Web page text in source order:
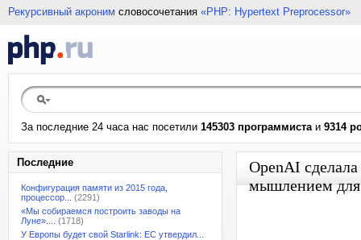
Рекурсивный акроним словосочетания «PHP: Hypertext Preprocessor»
За последние 24 часа нас посетили 145303 программистаи 9314
Последние
Конфигурация памяти из 2015 года,
процессор...
(2291)
«Мы собираемся построить заводы на
Луне»....
(1718)
У Европы будет свой Starlink: ЕС утвердил...
OpenAI
мышлением для